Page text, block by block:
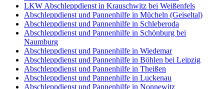
LKW Abschleppdienst in Krauschwitz bei Weißenfels
Abschleppdienst und Pannenhilfe in Mücheln (Geiseltal)
Abschleppdienst und Pannenhilfe in Schleberoda
Abschleppdienst und Pannenhilfe in Schönburg bei
Naumburg
Abschleppdienst und Pannenhilfe in Wiedemar
Abschleppdienst und Pannenhilfe in Böhlen bei Leipzig
Abschleppdienst und Pannenhilfe in Theißen
Abschleppdienst und Pannenhilfe in Luckenau
Abschleppdienst und Pannenhilfe in Nonnewitz